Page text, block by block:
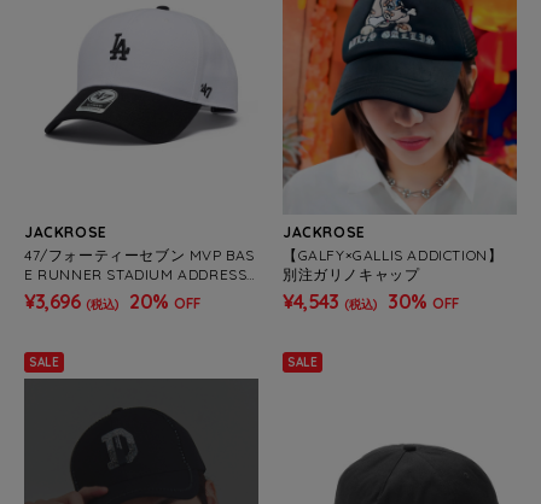
JACKROSE
47/フォーティーセブン MVP BAS
E RUNNER STADIUM ADDRESS
LA&NY
¥3,696 (税込) 20% OFF
JACKROSE
【GALFY×GALLIS ADDICTION】
別注ガリノキャップ
¥4,543 (税込) 30% OFF
SALE SALE